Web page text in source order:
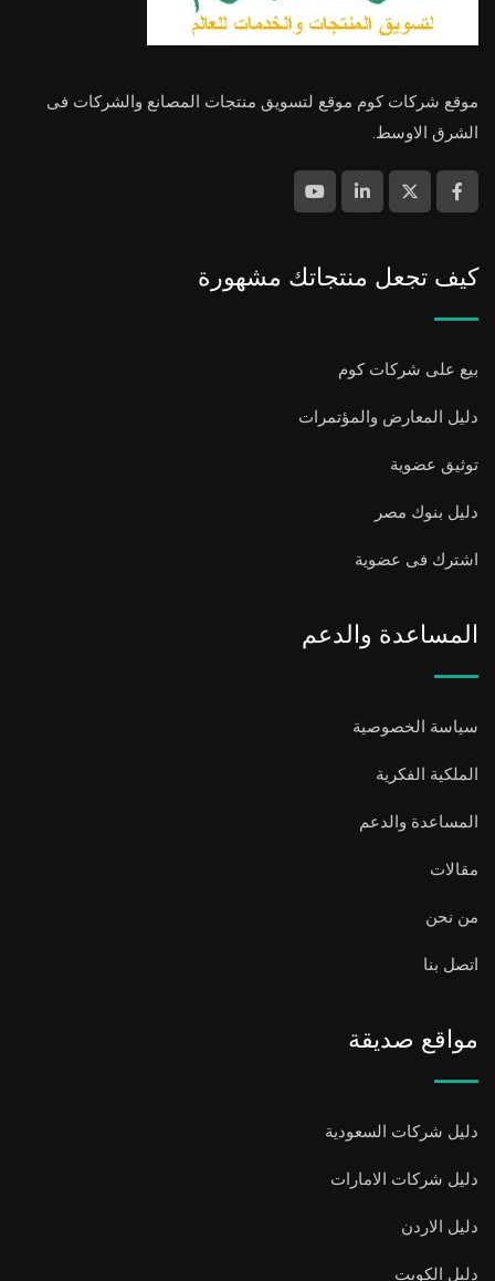
موقع شركات كوم موقع لتسويق منتجات المصانع والشركات فى
الشرق الاوسط.
كيف تجعل منتجاتك مشهورة
بيع على شركات كوم
دليل المعارض والمؤتمرات
توثيق عضوية
دليل بنوك مصر
اشترك فى عضوية
المساعدة والدعم
سياسة الخصوصية
الملكية الفكرية
المساعدة والدعم
مقالات
من نحن
اتصل بنا
مواقع صديقة
دليل شركات السعودية
دليل شركات الامارات
دليل الاردن
دليل الكويت